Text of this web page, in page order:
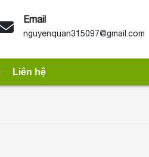
Email
nguyenquan315097@gmail.com
Liên hệ